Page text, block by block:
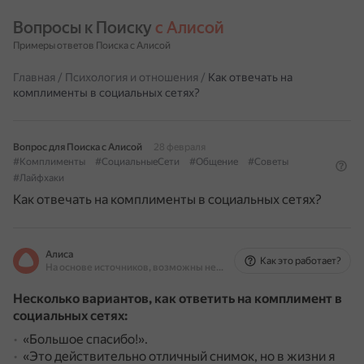
Вопросы к Поиску с Алисой
Примеры ответов Поиска с Алисой
Главная / Психология и отношения / Как отвечать на
комплименты в социальных сетях?
Вопрос для Поиска с Алисой
28 февраля
#Комплименты
#СоциальныеСети #Общение
#Советы
#Лайфхаки
Как отвечать на комплименты в социальных сетях?
Алиса
На основе источников, возможны неточности
Как это работает?
Несколько вариантов, как ответить на комплимент в
социальных сетях:
«Большое спасибо!».
«Это действительно отличный снимок, но в жизни я